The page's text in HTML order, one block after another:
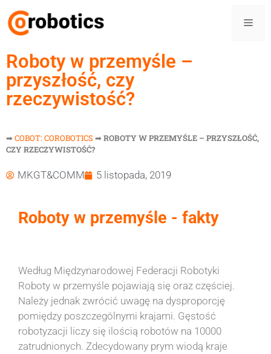
Roboty w przemyśle –
przyszłość, czy
rzeczywistość?
➡COBOT: COROBOTICS ➡ROBOTY W PRZEMYŚLE – PRZYSZŁOŚĆ,
CZY RZECZYWISTOŚĆ?
MKGT&COMM 5 listopada, 2019
Roboty w przemyśle - fakty
Według Międzynarodowej Federacji Robotyki
Roboty w przemyśle pojawiają się oraz częściej.
Należy jednak zwrócić uwagę na dysproporcję
pomiędzy poszczególnymi krajami. Gęstość
robotyzacji liczy się ilością robotów na 10000
zatrudnionych. Zdecydowany prym wiodą kraje